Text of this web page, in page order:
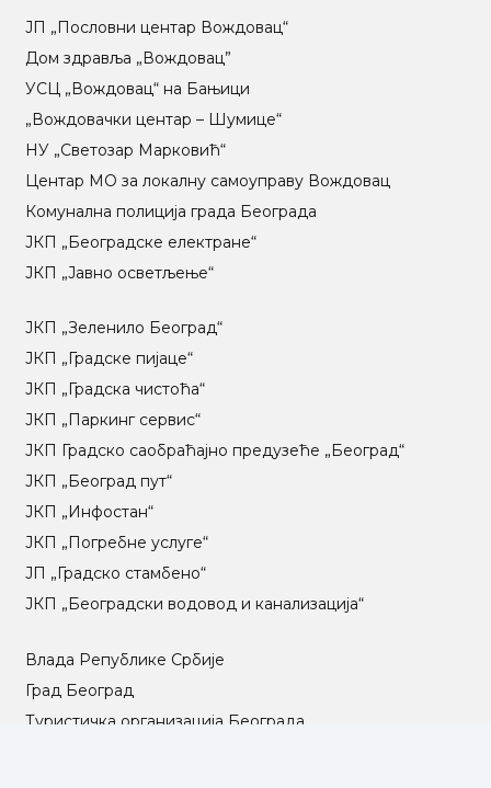
ЈП „Пословни центар Вождовац“
Дом здравља „Вождовац”
УСЦ „Вождовац“ на Бањици
„Вождовачки центар – Шумице“
НУ „Светозар Марковић“
Центар МO за локалну самоуправу Вождовац
Комунална полиција града Београда
ЈКП „Београдске електране“
ЈКП „Јавно осветљење“
ЈКП „Зеленило Београд“
ЈКП „Градске пијаце“
ЈКП „Градска чистоћа“
ЈКП „Паркинг сервис“
ЈКП Градско саобраћајно предузеће „Београд“
ЈКП „Београд пут“
ЈКП „Инфостан“
ЈКП „Погребне услуге“
ЈП „Градско стамбено“
ЈКП „Београдски водовод и канализација“
Влада Републике Србије
Град Београд
Туристичка организација Београда